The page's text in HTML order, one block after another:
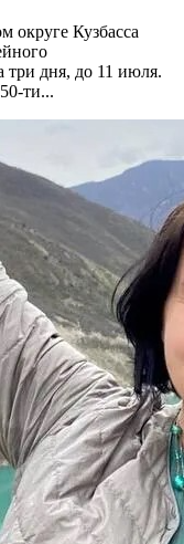
округе Кузбасса
три дня, до 11 июля.
ти...